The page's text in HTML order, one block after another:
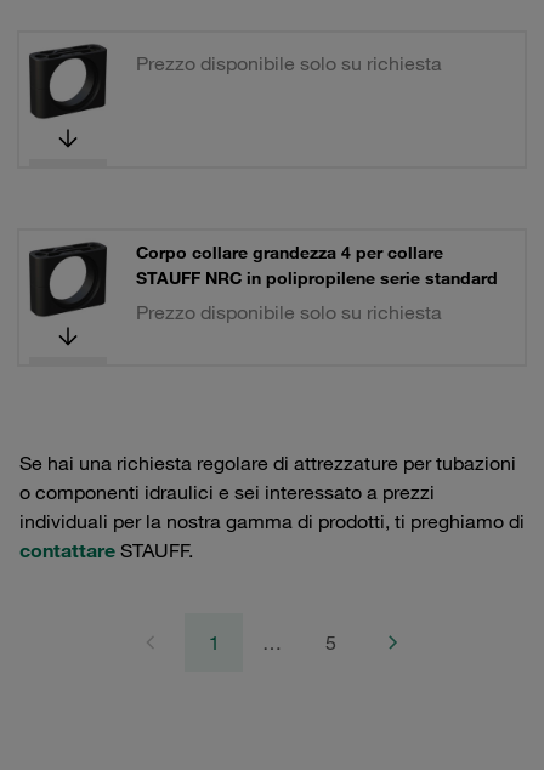
Prezzo disponibile solo su richiesta
Corpo collare grandezza 4 per collare
STAUFF NRC in polipropilene serie standard
Prezzo disponibile solo su richiesta
Se hai una richiesta regolare di attrezzature per tubazioni
o componenti idraulici e sei interessato a prezzi
individuali per la nostra gamma di prodotti, ti preghiamo di
contattare STAUFF.
1 … 5